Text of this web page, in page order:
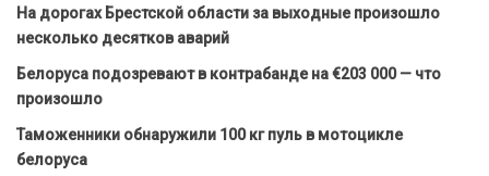
На дорогах Брестской области за выходные произошло
несколько десятков аварий
Белоруса подозревают в контрабанде на €203 000 — что
произошло
Таможенники обнаружили 100 кг пуль в мотоцикле
белоруса